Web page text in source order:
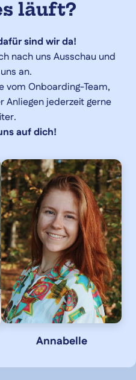
läuft?
sind wir da!
nach uns Ausschau und
an.
vom Onboarding-Team,
Anliegen jederzeit gerne
auf dich!
Annabelle